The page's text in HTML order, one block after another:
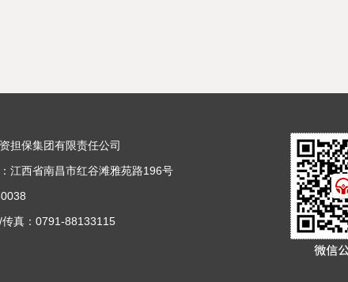
担保集团有限责任公司
江西省南昌市红谷滩雅苑路196号
传真：0791-88133115